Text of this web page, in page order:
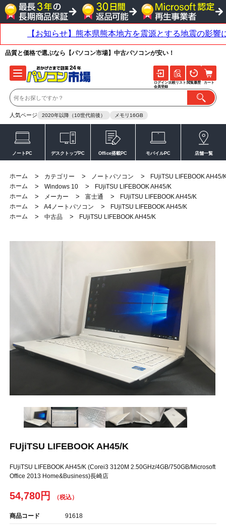
品質と価格で選ぶなら【パソコン市場】中古パソコンが安い！
人気ページ 2020年以降（10世代前後） メモリ16GB
ログイン
会員登録
比較リスト 閲覧履歴 カート
ノートPC デスクトップPC Office搭載PC モバイルPC 店舗一覧
ホーム > カテゴリー > ノートパソコン >
FUjiTSU LIFEBOOK AH45/
ホーム
> Windows 10 >
FUjiTSU LIFEBOOK AH45/K
ホーム
> メーカー > 富士通 >
FUjiTSU LIFEBOOK AH45/K
ホーム
> A4ノートパソコン >
FUjiTSU LIFEBOOK AH45/K
ホーム
> 中古品 > FUjiTSU LIFEBOOK AH45/K
FUjiTSU LIFEBOOK AH45/K
FUjiTSU LIFEBOOK AH45/K (Corei3 3120M 2.50GHz/4GB/750GB/Microsoft
Office 2013 Home&Business)長崎店
54,780円
商品コード 91618